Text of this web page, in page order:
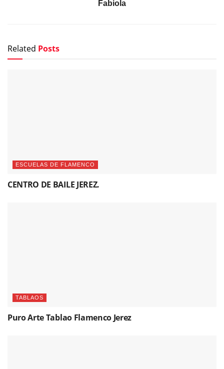
Fabiola
Related Posts
ESCUELAS DE FLAMENCO
CENTRO DE BAILE JEREZ.
TABLAOS
Puro Arte Tablao Flamenco Jerez